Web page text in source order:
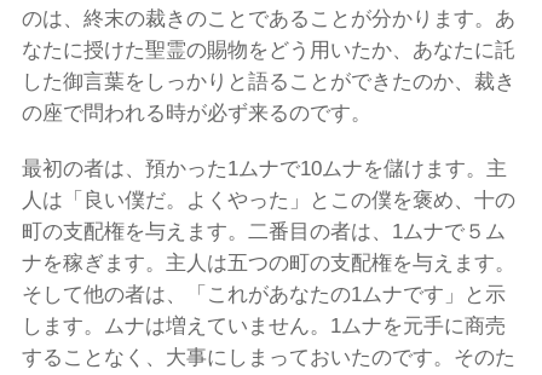
のは、終末の裁きのことであることが分かります。あ
なたに授けた聖霊の賜物をどう用いたか、あなたに託
した御言葉をしっかりと語ることができたのか、裁き
の座で問われる時が必ず来るのです。
最初の者は、預かった1ムナで10ムナを儲けます。主
人は「良い僕だ。よくやった」とこの僕を褒め、十の
町の支配権を与えます。二番目の者は、1ムナで５ム
ナを稼ぎます。主人は五つの町の支配権を与えます。
そして他の者は、「これがあなたの1ムナです」と示
します。ムナは増えていません。1ムナを元手に商売
することなく、大事にしまっておいたのです。そのた